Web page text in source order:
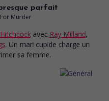
parfait
Murder
avec Ray Milland,
. Un mari cupide charge un
sa femme.